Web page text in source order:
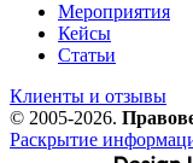
Мероприятия
Кейсы
Статьи
Клиенты и отзывы
© 2005-2026.
Раскрытие